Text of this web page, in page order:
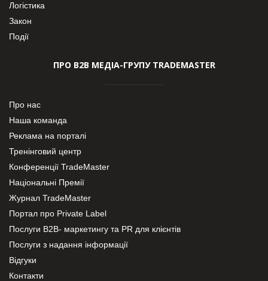
Логістика
Закон
Події
ПРО В2В МЕДІА-ГРУПУ TRADEMASTER
Про нас
Наша команда
Реклама на порталі
Тренінговий центр
Конференції TradeMaster
Національні Премії
Журнал TradeMaster
Портал про Private Label
Послуги В2В- маркетингу та PR для клієнтів
Послуги з надання інформації
Відгуки
Контакти